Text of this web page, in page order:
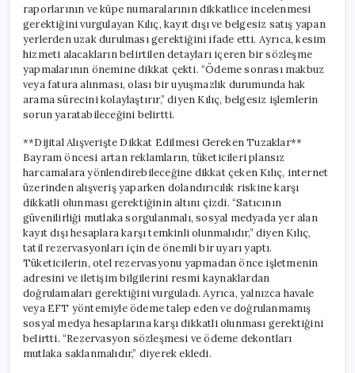
raporlarının ve küpe numaralarının dikkatlice incelenmesi
gerektiğini vurgulayan Kılıç, kayıt dışı ve belgesiz satış yapan
yerlerden uzak durulması gerektiğini ifade etti. Ayrıca, kesim
hizmeti alacakların belirtilen detayları içeren bir sözleşme
yapmalarının önemine dikkat çekti. “Ödeme sonrası makbuz
veya fatura alınması, olası bir uyuşmazlık durumunda hak
arama sürecini kolaylaştırır,” diyen Kılıç, belgesiz işlemlerin
sorun yaratabileceğini belirtti.
**Dijital Alışverişte Dikkat Edilmesi Gereken Tuzaklar**
Bayram öncesi artan reklamların, tüketicileri plansız
harcamalara yönlendirebileceğine dikkat çeken Kılıç, internet
üzerinden alışveriş yaparken dolandırıcılık riskine karşı
dikkatli olunması gerektiğinin altını çizdi. “Satıcının
güvenilirliği mutlaka sorgulanmalı, sosyal medyada yer alan
kayıt dışı hesaplara karşı temkinli olunmalıdır,” diyen Kılıç,
tatil rezervasyonları için de önemli bir uyarı yaptı.
Tüketicilerin, otel rezervasyonu yapmadan önce işletmenin
adresini ve iletişim bilgilerini resmi kaynaklardan
doğrulamaları gerektiğini vurguladı. Ayrıca, yalnızca havale
veya EFT yöntemiyle ödeme talep eden ve doğrulanmamış
sosyal medya hesaplarına karşı dikkatli olunması gerektiğini
belirtti. “Rezervasyon sözleşmesi ve ödeme dekontları
mutlaka saklanmalıdır,” diyerek ekledi.